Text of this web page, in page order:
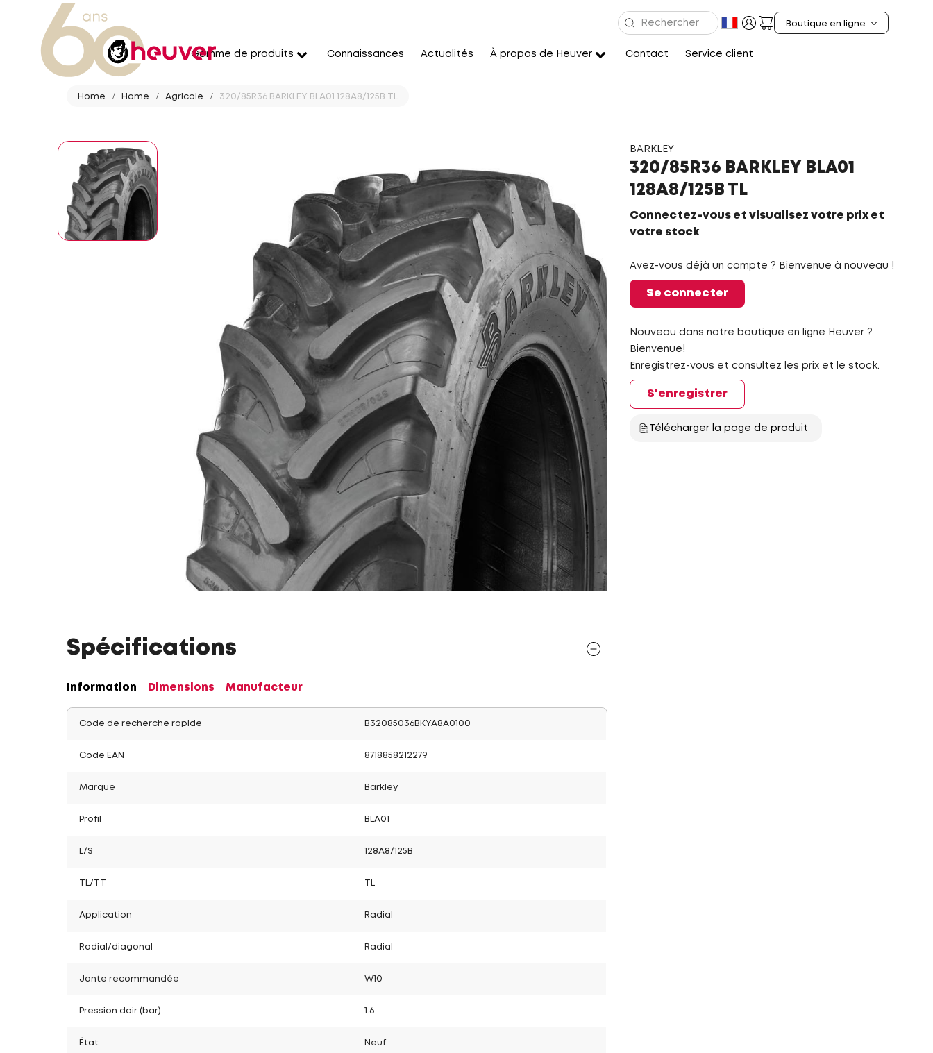
Gamme de produits Connaissances Actualités À propos de Heuver Contact Service client
Home Home Agricole 320/85R36 BARKLEY BLA01 128A8/125B TL
BARKLEY
320/85R36 BARKLEY BLA01
128A8/125B TL
Connectez-vous et visualisez votre prix et
votre stock
Avez-vous déjà un compte ? Bienvenue à nouveau !
Se connecter
Nouveau dans notre boutique en ligne Heuver ?
Bienvenue!
Enregistrez-vous et consultez les prix et le stock.
S'enregistrer
Télécharger la page de produit
Spécifications
Information Dimensions Manufacteur
Code de recherche rapide B32085036BKYA8A0100
Code EAN 8718858212279
Marque Barkley
Profil BLA01
L/S 128A8/125B
TL/TT
Application Radial
Radial/diagonal Radial
Jante recommandée W10
Pression dair (bar) 1.6
État Neuf